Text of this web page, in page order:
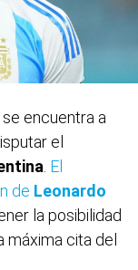
encuentra a
el
El
de Leonardo
la posibilidad
máxima cita del